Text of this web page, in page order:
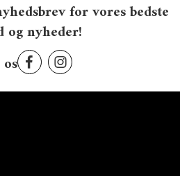
for vores bedste
og nyheder!